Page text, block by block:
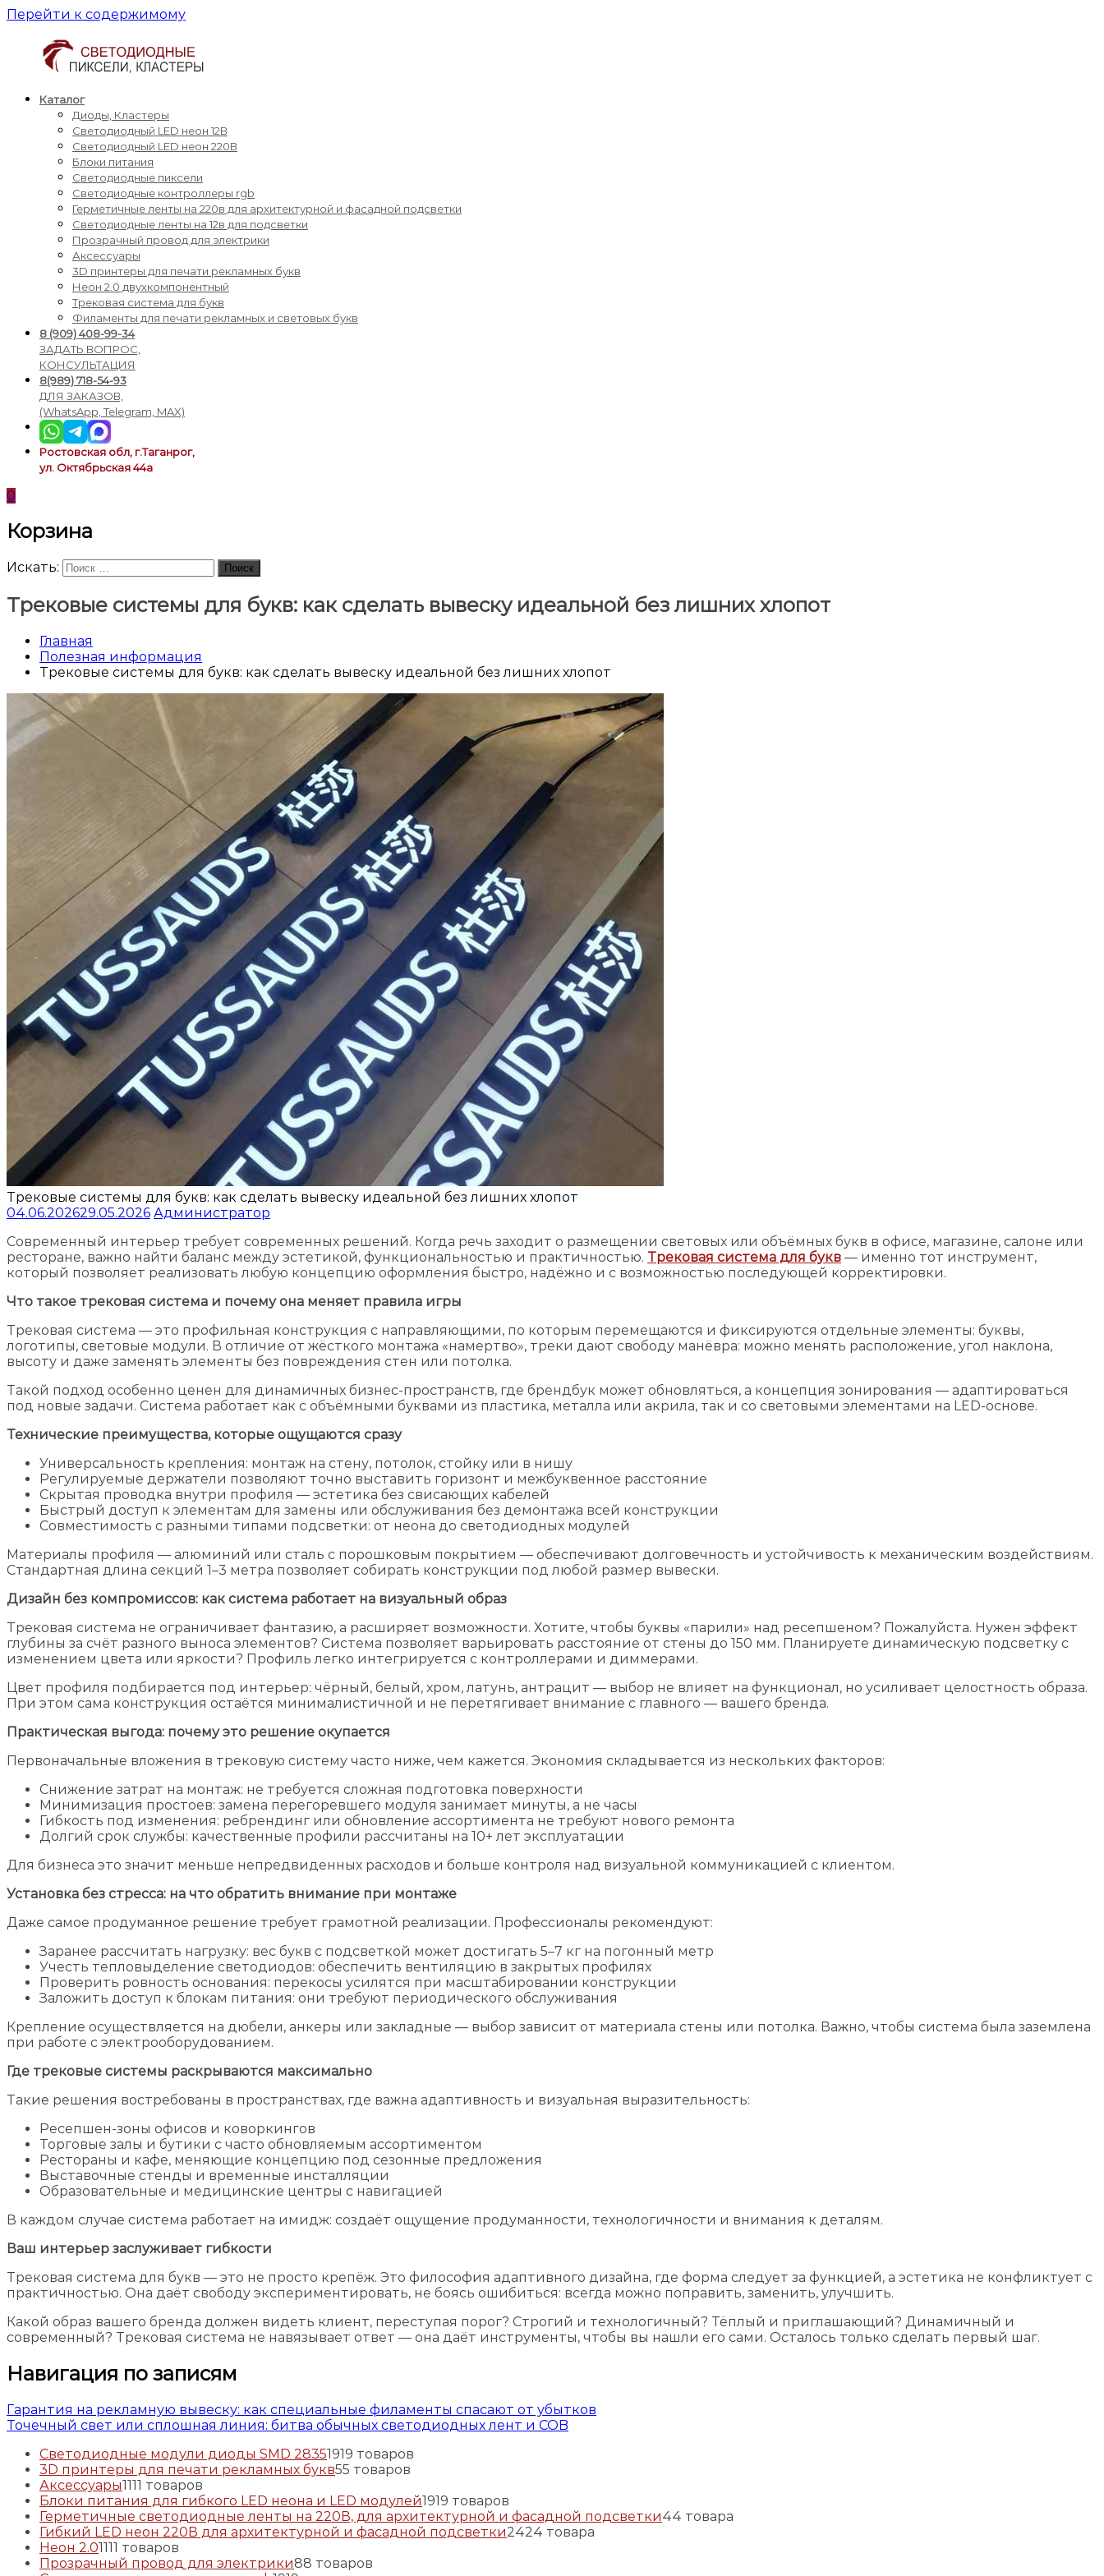
Перейти к содержимому
Светодиодные
пиксели
кластеры
Производство
доставка
светодиодные
пиксели,
кластеры,
светодиодный
питания,
светодиодные
контроллеры
rgb,
прожекторы
подсветки
Каталог
Диоды, Кластеры
Светодиодный LED неон 12В
Светодиодный LED неон 220В
Блоки питания
Светодиодные пиксели
Светодиодные контроллеры rgb
Герметичные ленты на 220в для архитектурной и фасадной подсветки
Светодиодные ленты на 12в для подсветки
Прозрачный провод для электрики
Аксессуары
3D принтеры для печати рекламных букв
Неон 2.0 двухкомпонентный
Трековая система для букв
Филаменты для печати рекламных и световых букв
8 (909) 408-99-34
ЗАДАТЬ ВОПРОС,
КОНСУЛЬТАЦИЯ
8(989) 718-54-93
ДЛЯ ЗАКАЗОВ,
(WhatsApp, Telegram, MAX)
Ростовская обл, г.Таганрог,
ул. Октябрьская 44а
0
Корзина
Искать: Поиск
Трековые системы для букв: как сделать вывеску идеальной без лишних хлопот
Главная
Полезная информация
Трековые системы для букв: как сделать вывеску идеальной без лишних хлопот
Трековые системы для букв: как сделать вывеску идеальной без лишних хлопот
04.06.202629.05.2026 Администратор
Современный интерьер требует современных решений. Когда речь заходит о размещении световых или объёмных букв в офисе, магазине, салоне или
ресторане, важно найти баланс между эстетикой, функциональностью и практичностью. Трековая система для букв — именно тот инструмент,
который позволяет реализовать любую концепцию оформления быстро, надёжно и с возможностью последующей корректировки.
Что такое трековая система и почему она меняет правила игры
Трековая система — это профильная конструкция с направляющими, по которым перемещаются и фиксируются отдельные элементы: буквы,
логотипы, световые модули. В отличие от жёсткого монтажа «намертво», треки дают свободу манёвра: можно менять расположение, угол наклона,
высоту и даже заменять элементы без повреждения стен или потолка.
Такой подход особенно ценен для динамичных бизнес-пространств, где брендбук может обновляться, а концепция зонирования — адаптироваться
под новые задачи. Система работает как с объёмными буквами из пластика, металла или акрила, так и со световыми элементами на LED-основе.
Технические преимущества, которые ощущаются сразу
Универсальность крепления: монтаж на стену, потолок, стойку или в нишу
Регулируемые держатели позволяют точно выставить горизонт и межбуквенное расстояние
Скрытая проводка внутри профиля — эстетика без свисающих кабелей
Быстрый доступ к элементам для замены или обслуживания без демонтажа всей конструкции
Совместимость с разными типами подсветки: от неона до светодиодных модулей
Материалы профиля — алюминий или сталь с порошковым покрытием — обеспечивают долговечность и устойчивость к механическим воздействиям.
Стандартная длина секций 1–3 метра позволяет собирать конструкции под любой размер вывески.
Дизайн без компромиссов: как система работает на визуальный образ
Трековая система не ограничивает фантазию, а расширяет возможности. Хотите, чтобы буквы «парили» над ресепшеном? Пожалуйста. Нужен эффект
глубины за счёт разного выноса элементов? Система позволяет варьировать расстояние от стены до 150 мм. Планируете динамическую подсветку с
изменением цвета или яркости? Профиль легко интегрируется с контроллерами и диммерами.
Цвет профиля подбирается под интерьер: чёрный, белый, хром, латунь, антрацит — выбор не влияет на функционал, но усиливает целостность образа.
При этом сама конструкция остаётся минималистичной и не перетягивает внимание с главного — вашего бренда.
Практическая выгода: почему это решение окупается
Первоначальные вложения в трековую систему часто ниже, чем кажется. Экономия складывается из нескольких факторов:
Снижение затрат на монтаж: не требуется сложная подготовка поверхности
Минимизация простоев: замена перегоревшего модуля занимает минуты, а не часы
Гибкость под изменения: ребрендинг или обновление ассортимента не требуют нового ремонта
Долгий срок службы: качественные профили рассчитаны на 10+ лет эксплуатации
Для бизнеса это значит меньше непредвиденных расходов и больше контроля над визуальной коммуникацией с клиентом.
Установка без стресса: на что обратить внимание при монтаже
Даже самое продуманное решение требует грамотной реализации. Профессионалы рекомендуют:
Заранее рассчитать нагрузку: вес букв с подсветкой может достигать 5–7 кг на погонный метр
Учесть тепловыделение светодиодов: обеспечить вентиляцию в закрытых профилях
Проверить ровность основания: перекосы усилятся при масштабировании конструкции
Заложить доступ к блокам питания: они требуют периодического обслуживания
Крепление осуществляется на дюбели, анкеры или закладные — выбор зависит от материала стены или потолка. Важно, чтобы система была заземлена
при работе с электрооборудованием.
Где трековые системы раскрываются максимально
Такие решения востребованы в пространствах, где важна адаптивность и визуальная выразительность:
Ресепшен-зоны офисов и коворкингов
Торговые залы и бутики с часто обновляемым ассортиментом
Рестораны и кафе, меняющие концепцию под сезонные предложения
Выставочные стенды и временные инсталляции
Образовательные и медицинские центры с навигацией
В каждом случае система работает на имидж: создаёт ощущение продуманности, технологичности и внимания к деталям.
Ваш интерьер заслуживает гибкости
Трековая система для букв — это не просто крепёж. Это философия адаптивного дизайна, где форма следует за функцией, а эстетика не конфликтует с
практичностью. Она даёт свободу экспериментировать, не боясь ошибиться: всегда можно поправить, заменить, улучшить.
Какой образ вашего бренда должен видеть клиент, переступая порог? Строгий и технологичный? Тёплый и приглашающий? Динамичный и
современный? Трековая система не навязывает ответ — она даёт инструменты, чтобы вы нашли его сами. Осталось только сделать первый шаг.
Навигация по записям
Гарантия на рекламную вывеску: как специальные филаменты спасают от убытков
Точечный свет или сплошная линия: битва обычных светодиодных лент и COB
Светодиодные модули диоды SMD 28351919 товаров
3D принтеры для печати рекламных букв55 товаров
Аксессуары1111 товаров
Блоки питания для гибкого LED неона и LED модулей1919 товаров
Герметичные светодиодные ленты на 220В, для архитектурной и фасадной подсветки44 товара
Гибкий LED неон 220В для архитектурной и фасадной подсветки2424 товара
Неон 2.01111 товаров
Прозрачный провод для электрики88 товаров